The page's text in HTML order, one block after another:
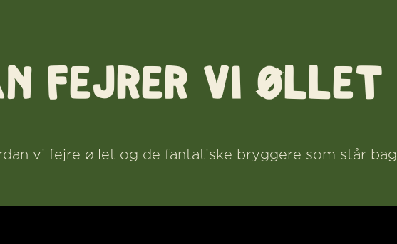
FEJRER VI ØLLET
vi fejre øllet og de fantatiske bryggere som står bag.